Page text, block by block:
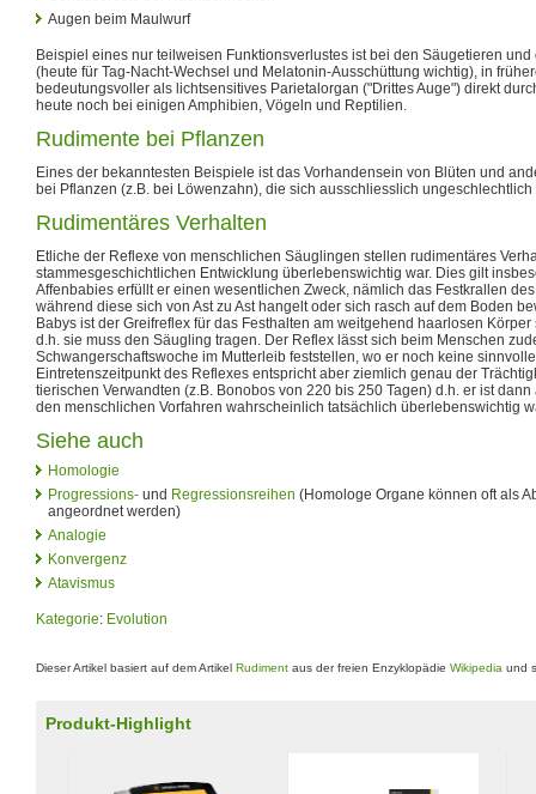
Augen beim Maulwurf
Beispiel eines nur teilweisen Funktionsverlustes ist bei den Säugetieren
(heute für Tag-Nacht-Wechsel und Melatonin-Ausschüttung wichtig), in
bedeutungsvoller als lichtsensitives Parietalorgan ("Drittes Auge") direkt
heute noch bei einigen Amphibien, Vögeln und Reptilien.
Rudimente bei Pflanzen
Eines der bekanntesten Beispiele ist das Vorhandensein von Blüten und
bei Pflanzen (z.B. bei Löwenzahn), die sich ausschliesslich
Rudimentäres Verhalten
Etliche der Reflexe von menschlichen Säuglingen stellen rudimentäres
stammesgeschichtlichen Entwicklung überlebenswichtig war. Dies gilt
Affenbabies erfüllt er einen wesentlichen Zweck, nämlich das Festkrallen
während diese sich von Ast zu Ast hangelt oder sich rasch auf dem Boden
Babys ist der Greifreflex für das Festhalten am weitgehend haarlosen
d.h. sie muss den Säugling tragen. Der Reflex lässt sich beim Menschen
Schwangerschaftswoche im Mutterleib feststellen, wo er noch keine
Eintretenszeitpunkt des Reflexes entspricht aber ziemlich genau der
tierischen Verwandten (z.B. Bonobos von 220 bis 250 Tagen) d.h. er ist
den menschlichen Vorfahren wahrscheinlich tatsächlich überlebenswichtig
Siehe auch
Homologie
Progressions- und Regressionsreihen (Homologe Organe können oft als
angeordnet werden)
Analogie
Konvergenz
Atavismus
Kategorie: Evolution
Dieser Artikel basiert auf dem Artikel Rudiment aus der freien Enzyklopädie Wikipedia und
Produkt-Highlight